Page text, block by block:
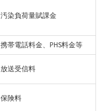
汚染負荷量賦課金
携帯電話料金、PHS料金等
放送受信料
保険料